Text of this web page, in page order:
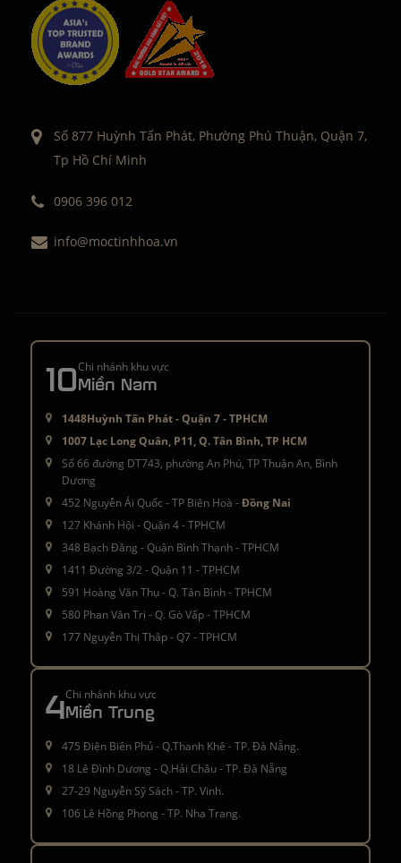
Số 877 Huỳnh Tấn Phát, Phường Phú Thuận, Quận 7,
Tp Hồ Chí Minh
0906 396 012
info@moctinhhoa.vn
10Chi nhánh khu vực
Miền Nam
1448Huỳnh Tấn Phát - Quận 7 - TPHCM
1007 Lạc Long Quân, P11, Q. Tân Bình, TP HCM
Số 66 đường DT743, phường An Phú, TP Thuận An, Bình
Dương
452 Nguyễn Ái Quốc - TP Biên Hoà -Đồng Nai
127 Khánh Hội - Quận 4 - TPHCM
348 Bạch Đằng - Quận Bình Thạnh - TPHCM
1411 Đường 3/2 - Quận 11 - TPHCM
591 Hoàng Văn Thụ - Q. Tân Bình - TPHCM
580 Phan Văn Trị - Q. Gò Vấp - TPHCM
177 Nguyễn Thị Thập - Q7 - TPHCM
4Chi nhánh khu vực
Miền Trung
475 Điện Biên Phủ - Q.Thanh Khê - TP. Đà Nẵng.
18 Lê Đình Dương - Q.Hải Châu - TP. Đà Nẵng
27-29 Nguyễn Sỹ Sách - TP. Vinh.
106 Lê Hồng Phong - TP. Nha Trang.